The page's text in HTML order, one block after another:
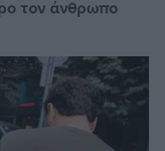
τον άνθρωπο